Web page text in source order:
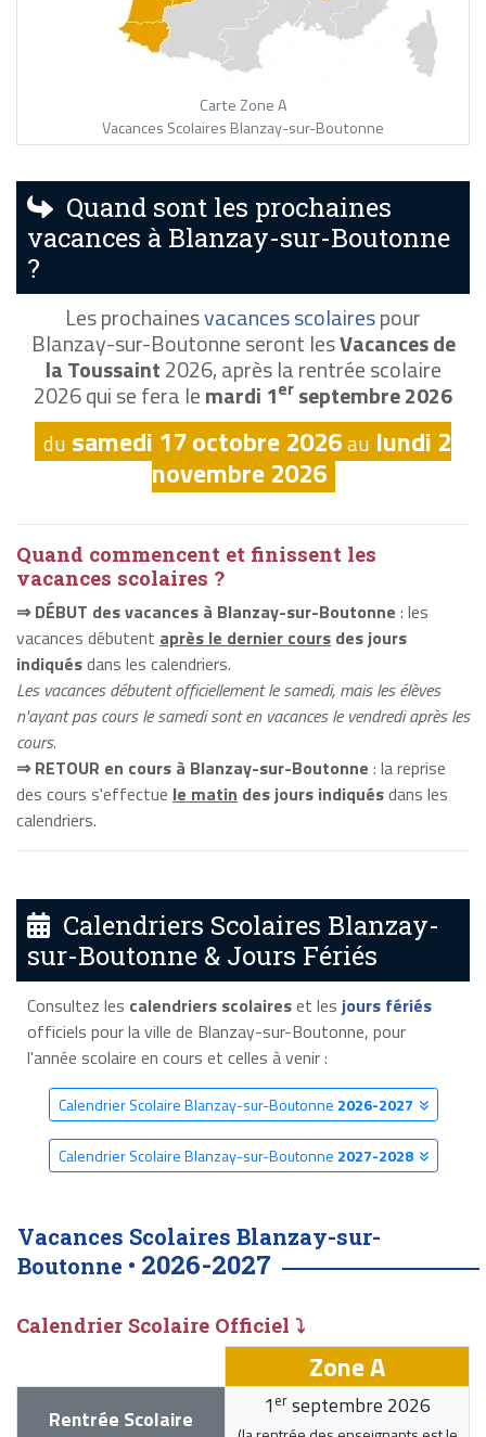
Carte Zone A
Vacances Scolaires Blanzay-sur-Boutonne
Quand sont les prochaines
vacances à Blanzay-sur-Boutonne
?
Les prochainesvacances scolairespour
Blanzay-sur-Boutonne seront lesVacances de
la Toussaint2026, après la rentrée scolaire
2026 qui se fera lemardi 1er septembre 2026
du samedi 17 octobre 2026au lundi 2
novembre 2026
Quand commencent et finissent les
vacances scolaires ?
⇒ DÉBUT des vacances à Blanzay-sur-Boutonne : les
vacances débutent après le dernier cours des jours
indiquésdans les calendriers.
Les vacances débutent officiellement le samedi, mais les élèves
n'ayant pas cours le samedi sont en vacances le vendredi après les
cours.
⇒ RETOUR en cours à Blanzay-sur-Boutonne : la reprise
des cours s'effectue le matin des jours indiquésdans les
calendriers.
Calendriers Scolaires Blanzay-
sur-Boutonne & Jours Fériés
Consultez les calendriers scolaireset les jours fériés
officiels pour la ville de Blanzay-sur-Boutonne, pour
l'année scolaire en cours et celles à venir :
Calendrier Scolaire Blanzay-sur-Boutonne 2026-2027
Calendrier Scolaire Blanzay-sur-Boutonne 2027-2028
Vacances Scolaires Blanzay-sur-
Boutonne • 2026-2027
Calendrier Scolaire Officiel ⤵
Zone A
Rentrée Scolaire
1 er septembre 2026